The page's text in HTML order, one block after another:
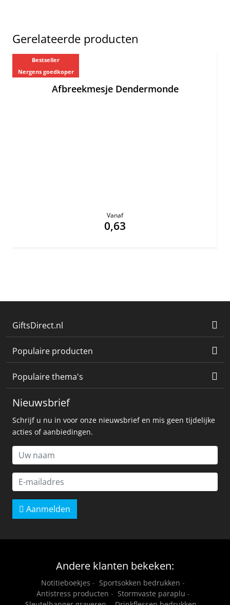
Gerelateerde producten
Bestseller
Nergens goedkoper
Afbreekmesje Dendermonde
Vanaf
0,63
GiftsDirect.nl
Populaire producten
Populaire thema's
Nieuwsbrief
Schrijf u nu in voor onze nieuwsbrief en mis geen tijdelijke
acties of aanbiedingen.
Aanmelden
Andere klanten bekeken:
Notitieboekjes - Sportsokken bedrukken -
Antistress producten - Stormvaste paraplu -